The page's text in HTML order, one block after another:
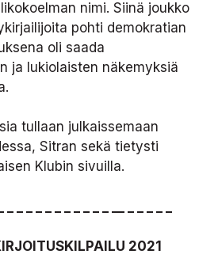
nimi. Siinä joukko
pohti demokratian
oli saada
ja lukiolaisten näkemyksiä
tullaan julkaissemaan
Sitran sekä tietysti
Klubin sivuilla.
2021